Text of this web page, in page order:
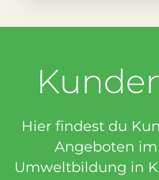
Hier findest du
Angeboten
Umweltbildung in